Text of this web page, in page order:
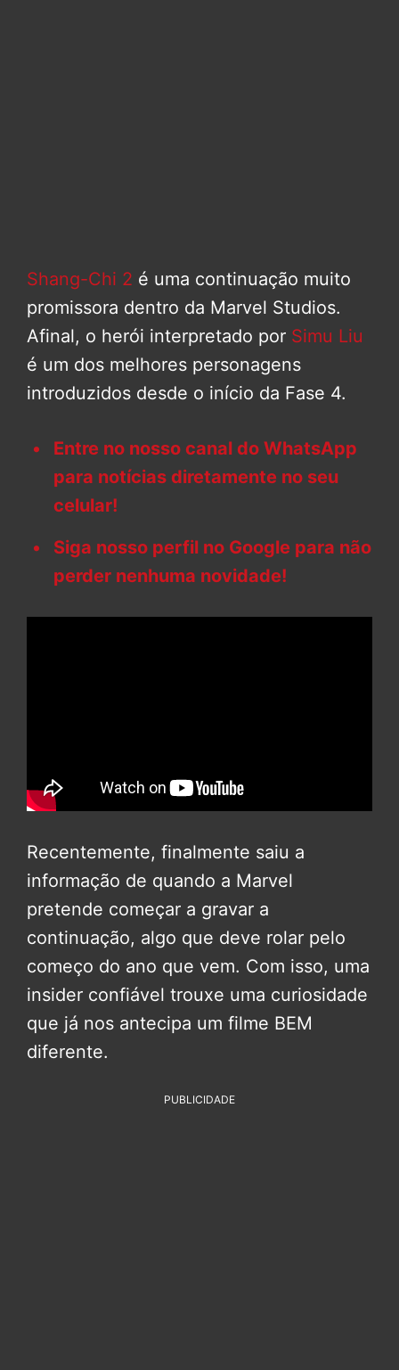
Shang-Chi 2 é uma continuação muito
promissora dentro da Marvel Studios.
Afinal, o herói interpretado por Simu Liu
é um dos melhores personagens
introduzidos desde o início da Fase 4.
Entre no nosso canal do WhatsApp
para notícias diretamente no seu
celular!
Siga nosso perfil no Google para não
perder nenhuma novidade!
Recentemente, finalmente saiu a
informação de quando a Marvel
pretende começar a gravar a
continuação, algo que deve rolar pelo
começo do ano que vem. Com isso, uma
insider confiável trouxe uma curiosidade
que já nos antecipa um filme BEM
diferente.
PUBLICIDADE